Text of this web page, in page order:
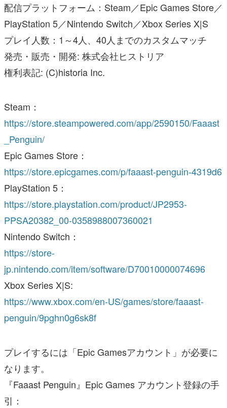
配信プラットフォーム：Steam／Epic Games Store／
PlayStation 5／Nintendo Switch／Xbox Series X|S
プレイ人数：1～4人、40人までのカスタムマッチ
発売・販売・開発: 株式会社ヒストリア
権利表記: (C)historia Inc.
Steam：
https://store.steampowered.com/app/2590150/Faaast
_Penguin/
Epic Games Store：
https://store.epicgames.com/p/faaast-penguin-4319d6
PlayStation 5：
https://store.playstation.com/product/JP2953-
PPSA20382_00-0358988007360021
Nintendo Switch：
https://store-
jp.nintendo.com/item/software/D70010000074696
Xbox Series X|S:
https://www.xbox.com/en-US/games/store/faaast-
penguin/9pghn0g6sk8f
プレイするには「Epic Gamesアカウント」が必要に
なります。
『Faaast Penguin』Epic Games アカウント登録の手
引：